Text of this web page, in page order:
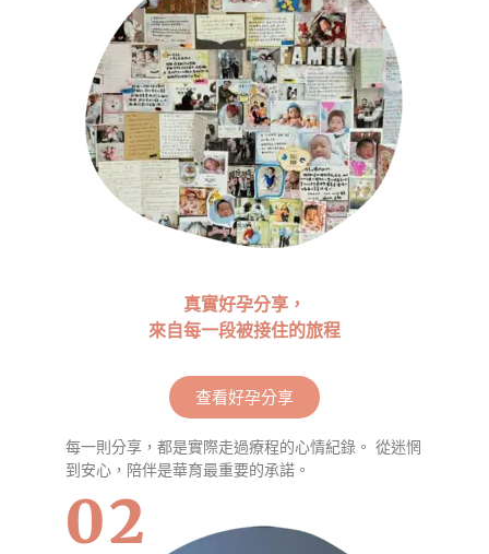
真實好孕分享，
來自每一段被接住的旅程
查看好孕分享
每一則分享，都是實際走過療程的心情紀錄。 從迷惘
到安心，陪伴是華育最重要的承諾。
02